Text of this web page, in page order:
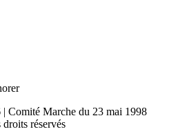
Comité Marche du 23 mai 1998
droits réservés